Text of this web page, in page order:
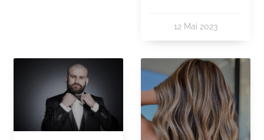
12 Mai 2023